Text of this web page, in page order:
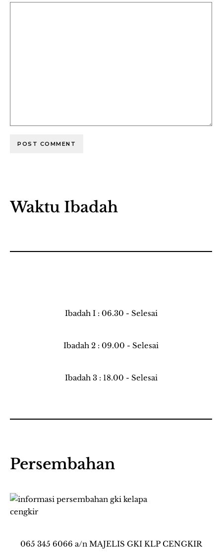
Waktu Ibadah
Ibadah I : 06.30 - Selesai
Ibadah 2 : 09.00 - Selesai
Ibadah 3 : 18.00 - Selesai
Persembahan
065 345 6066 a/n MAJELIS GKI KLP CENGKIR